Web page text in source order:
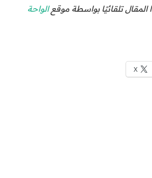
تلقائيًا بواسطة موقعالواحة
X